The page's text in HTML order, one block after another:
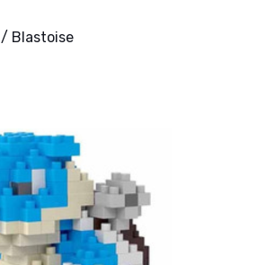
/ Blastoise